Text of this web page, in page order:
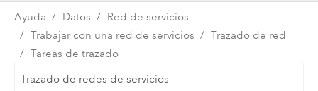
Ayuda Datos
Red de servicios
Trabajar con una red de servicios
Trazado de red
Tareas de trazado
Trazado de redes de servicios